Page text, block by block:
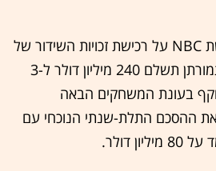
בסוף השבוע סיכמה רשת ‏NBC‏ על רכישת זכויות השידור של
הפרמיירליג האנגלית, תמורתן תשלם 240 מיליון דולר ל-3
בעונת המשחקים הבאה
את ההסכם התלת-שנתי הנוכחי עם